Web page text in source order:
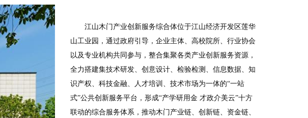
江山木门产业创新服务综合体位于江山经济开发区莲华
山工业园，通过政府引导，企业主体、高校院所、行业协会
以及专业机构共同参与，整合集聚各类产业创新服务资源，
全力搭建集技术研发、创意设计、检验检测、信息数据、知
识产权、科技金融、人才培训、技术市场为一体的“一站
式”公共创新服务平台，形成“产学研用金 才政介美云”十方
联动的综合服务体系，推动木门产业链、创新链、资金链、